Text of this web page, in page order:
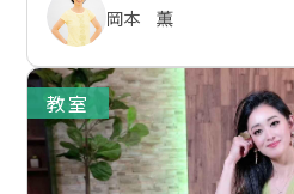
岡本 薫
教室